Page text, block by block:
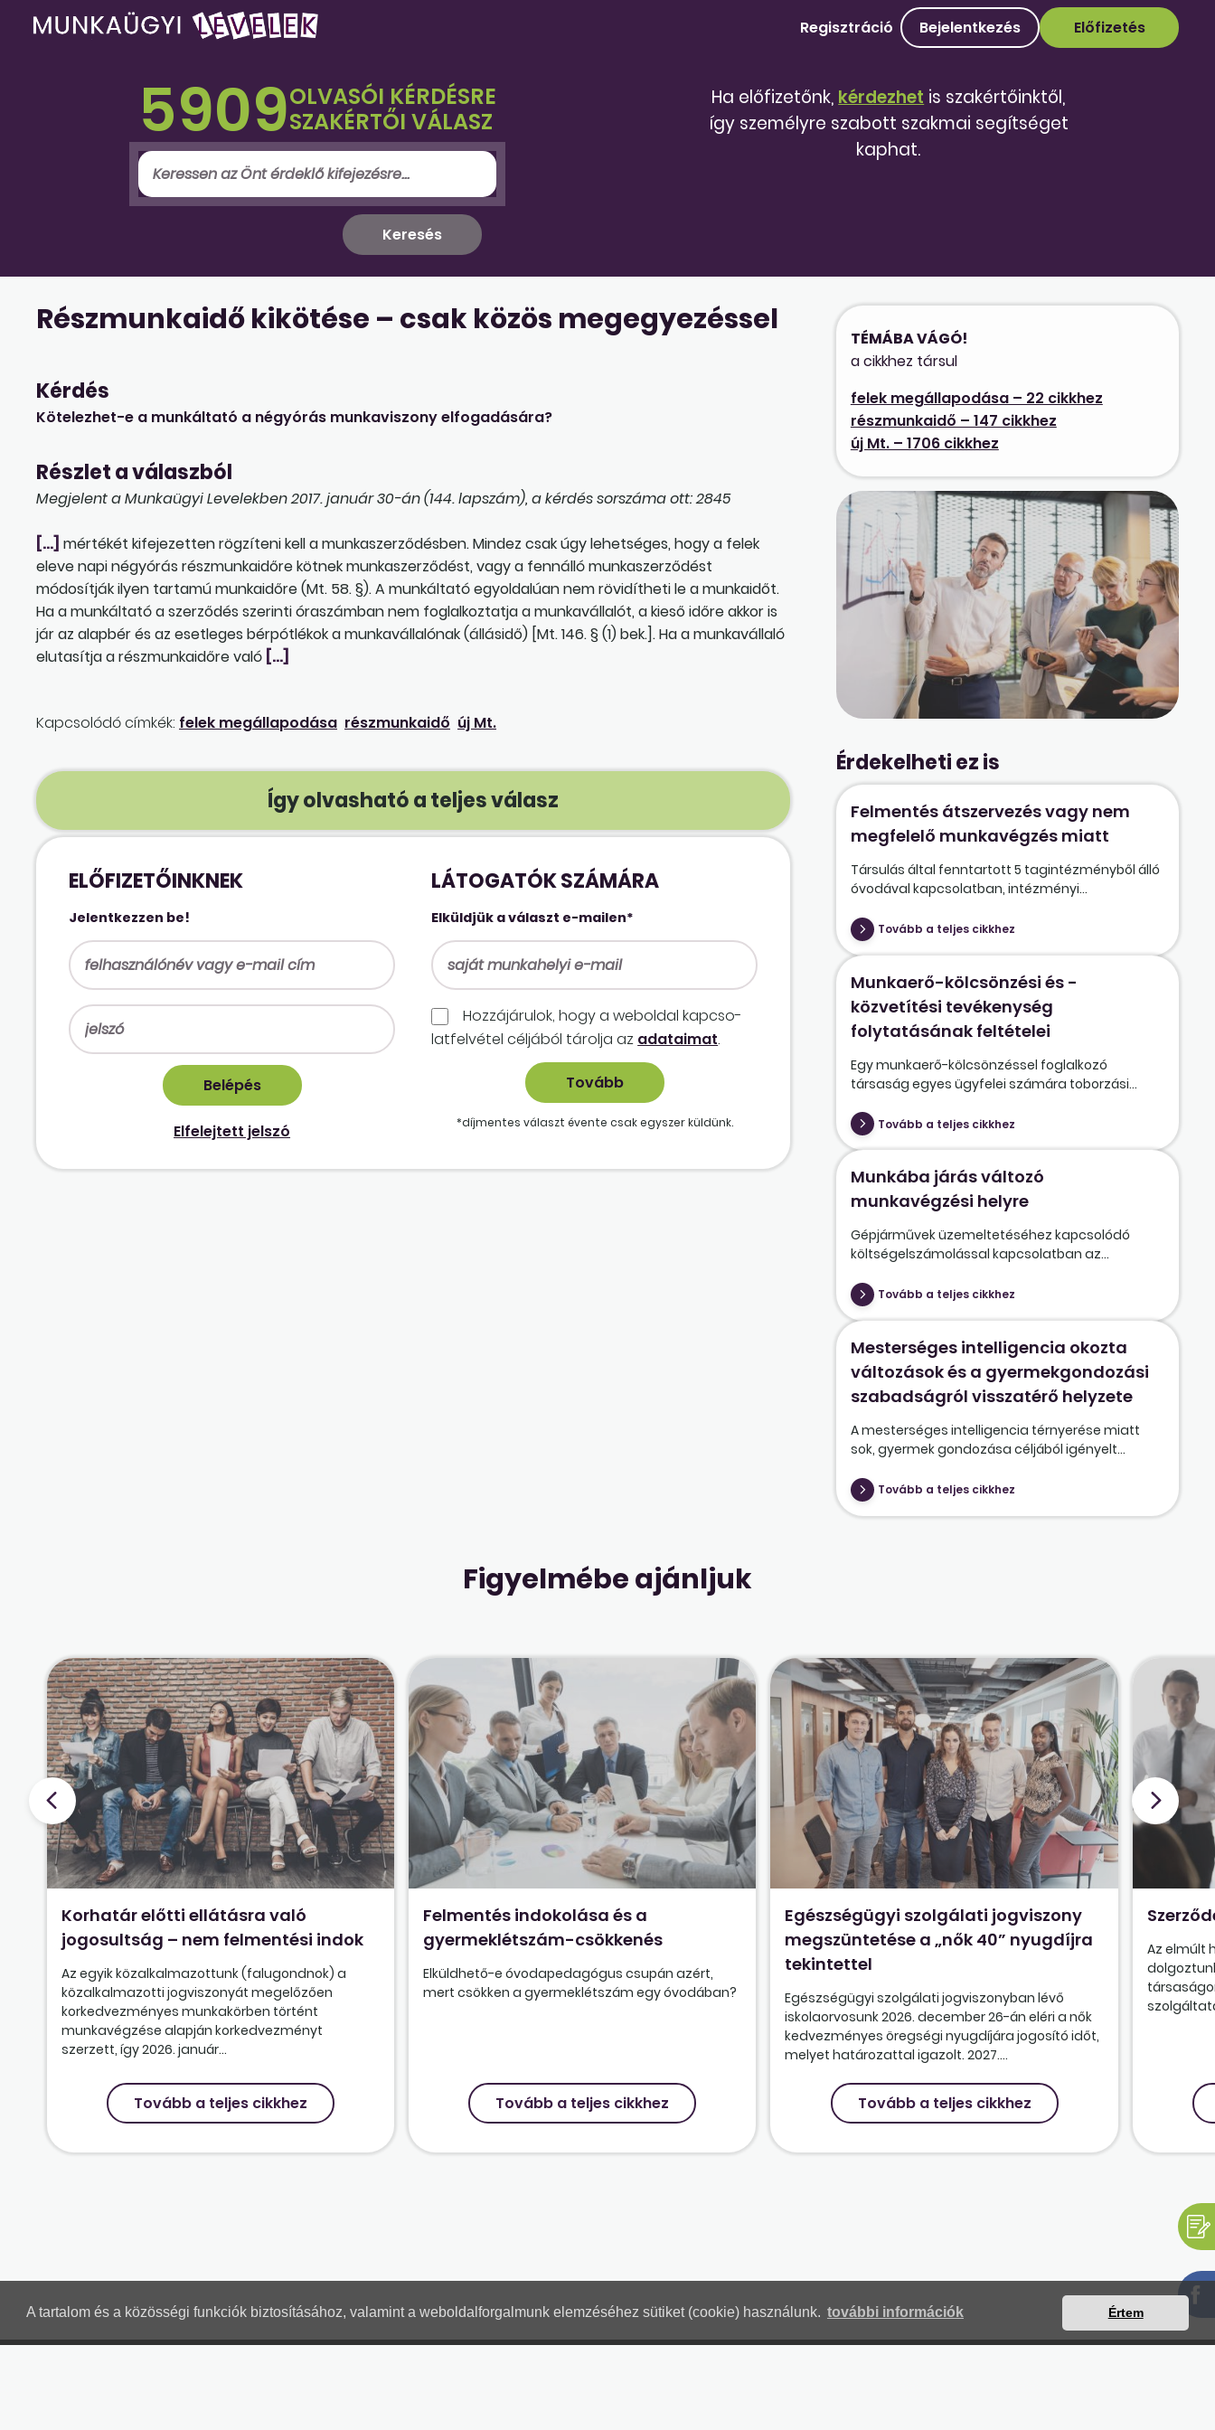
A tartalom és a közösségi funkciók biztosításához, valamint a weboldalforgalmunk elemzéséhez sütiket (cookie) használunk. további információk Értem
Regisztráció Bejelentkezés Előfizetés
5909OLVASÓI KÉRDÉSRE
SZAKÉRTŐI VÁLASZ
Ha előfizetőnk, kérdezhet is szakértőinktől,
így személyre szabott szakmai segítséget
kaphat.
Részmunkaidő kikötése – csak közös megegyezéssel
Kérdés
Kötelezhet-e a munkáltató a négyórás munkaviszony elfogadására?
Részlet a válaszból
Megjelent a Munkaügyi Levelekben 2017. január 30-án (144. lapszám), a kérdés sorszáma ott: 2845
[…] mértékét kifejezetten rögzíteni kell a munkaszerződésben. Mindez csak úgy lehetséges, hogy a felek
eleve napi négyórás részmunkaidőre kötnek munkaszerződést, vagy a fennálló munkaszerződést
módosítják ilyen tartamú munkaidőre (Mt. 58. §). A munkáltató egyoldalúan nem rövidítheti le a munkaidőt.
Ha a munkáltató a szerződés szerinti óraszámban nem foglalkoztatja a munkavállalót, a kieső időre akkor is
jár az alapbér és az esetleges bérpótlékok a munkavállalónak (állásidő) [Mt. 146. § (1) bek.]. Ha a munkavállaló
elutasítja a részmunkaidőre való […]
Kapcsolódó címkék: felek megállapodása részmunkaidő új Mt.
Így olvasható a teljes válasz
ELŐFIZETŐINKNEK
Jelentkezzen be!
Elfelejtett jelszó
LÁTOGATÓK SZÁMÁRA
Elküldjük a választ e-mailen*
Hozzájárulok, hogy a weboldal kapcso­
lat­felvétel céljából tárolja az adataimat.
*díjmentes választ évente csak egyszer küldünk.
TÉMÁBA VÁGÓ!
a cikkhez társul
felek megállapodása – 22 cikkhez
részmunkaidő – 147 cikkhez
új Mt. – 1706 cikkhez
Érdekelheti ez is
Felmentés átszervezés vagy nem
megfelelő munkavégzés miatt
Társulás által fenntartott 5 tagintézményből álló
óvodával kapcsolatban, intézményi...
Tovább a teljes cikkhez
Munkaerő-kölcsönzési és -
közvetítési tevékenység
folytatásának feltételei
Egy munkaerő-kölcsönzéssel foglalkozó
társaság egyes ügyfelei számára toborzási...
Tovább a teljes cikkhez
Munkába járás változó
munkavégzési helyre
Gépjárművek üzemeltetéséhez kapcsolódó
költségelszámolással kapcsolatban az...
Tovább a teljes cikkhez
Mesterséges intelligencia okozta
változások és a gyermekgondozási
szabadságról visszatérő helyzete
A mesterséges intelligencia térnyerése miatt
sok, gyermek gondozása céljából igényelt...
Tovább a teljes cikkhez
Figyelmébe ajánljuk
Korhatár előtti ellátásra való
jogosultság – nem felmentési indok
Az egyik közalkalmazottunk (falugondnok) a
közalkalmazotti jogviszonyát megelőzően
korkedvezményes munkakörben történt
munkavégzése alapján korkedvezményt
szerzett, így 2026. január...
Tovább a teljes cikkhez
Felmentés indokolása és a
gyermeklétszám-csökkenés
Elküldhető-e óvodapedagógus csupán azért,
mert csökken a gyermeklétszám egy óvodában?
Tovább a teljes cikkhez
Egészségügyi szolgálati jogviszony
megszüntetése a „nők 40” nyugdíjra
tekintettel
Egészségügyi szolgálati jogviszonyban lévő
iskolaorvosunk 2026. december 26-án eléri a nők
kedvezményes öregségi nyugdíjára jogosító időt,
melyet határozattal igazolt. 2027....
Tovább a teljes cikkhez
Az elmúlt